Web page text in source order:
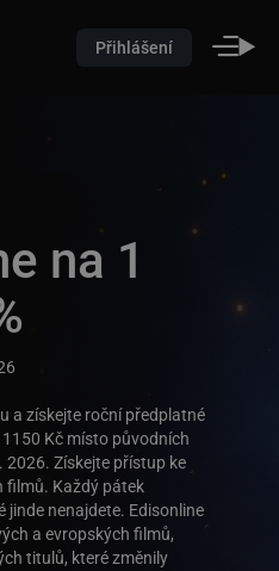
Přihlášení
na 1
a získejte roční předplatné
Kč místo původních
2026. Získejte přístup ke
filmů. Každý pátek
jinde nenajdete. Edisonline
a evropských filmů,
titulů, které změnily